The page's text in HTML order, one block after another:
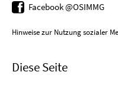
Facebook @OSIMMG
Hinweise zur Nutzung sozialer
Diese Seite